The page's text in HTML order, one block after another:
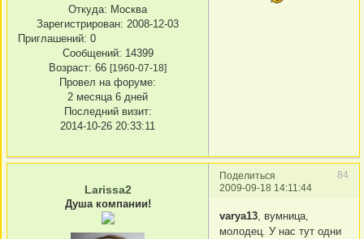
Откуда: Москва
Зарегистрирован: 2008-12-03
Приглашений: 0
Сообщений: 14399
Возраст: 66 [1960-07-18]
Провел на форуме:
2 месяца 6 дней
Последний визит:
2014-10-26 20:33:11
Поделиться
84
2009-09-18 14:11:44
Larissa2
Душа компании!
varya13, вумница,
молодец. У нас тут одни